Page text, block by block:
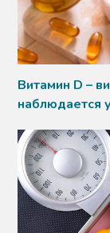
Витамин D –
наблюдается